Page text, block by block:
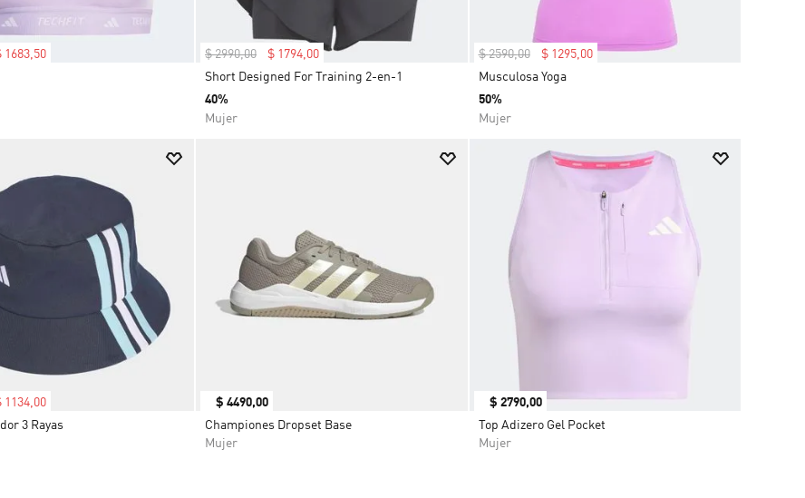
1683,50
$ 2990,00 $ 1794,00
Short Designed For Training 2-en-1
40%
Mujer
$ 2590,00 $ 1295,00
Musculosa Yoga
50%
Mujer
1134, 00
3 Rayas
$ 4490,00
Championes Dropset Base
Mujer
$ 2790,00
Top Adizero Gel Pocket
Mujer